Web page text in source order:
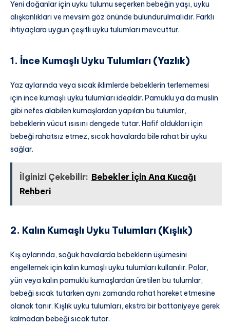
Yeni doğanlar için uyku tulumu seçerken bebeğin yaşı, uyku
alışkanlıkları ve mevsim göz önünde bulundurulmalıdır. Farklı
ihtiyaçlara uygun çeşitli uyku tulumları mevcuttur.
1. İnce Kumaşlı Uyku Tulumları (Yazlık)
Yaz aylarında veya sıcak iklimlerde bebeklerin terlememesi
için ince kumaşlı uyku tulumları idealdir. Pamuklu ya da muslin
gibi nefes alabilen kumaşlardan yapılan bu tulumlar,
bebeklerin vücut ısısını dengede tutar. Hafif oldukları için
bebeği rahatsız etmez, sıcak havalarda bile rahat bir uyku
sağlar.
İlginizi Çekebilir: Bebekler İçin Ana Kucağı
Rehberi
2. Kalın Kumaşlı Uyku Tulumları (Kışlık)
Kış aylarında, soğuk havalarda bebeklerin üşümesini
engellemek için kalın kumaşlı uyku tulumları kullanılır. Polar,
yün veya kalın pamuklu kumaşlardan üretilen bu tulumlar,
bebeği sıcak tutarken aynı zamanda rahat hareket etmesine
olanak tanır. Kışlık uyku tulumları, ekstra bir battaniyeye gerek
kalmadan bebeği sıcak tutar.